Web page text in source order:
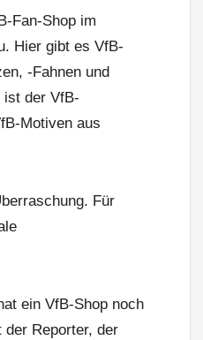
Fan-Shop im
Hier gibt es VfB-
-Fahnen und
ist der VfB-
Motiven aus
Für
ein VfB-Shop noch
der Reporter, der